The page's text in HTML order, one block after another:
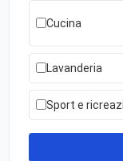
Cucina
Lavanderia
Sport e